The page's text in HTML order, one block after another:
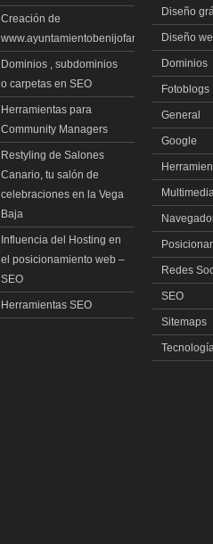
Creación de
www.ayuntamientobenijofar.es
Dominios , subdominios
o carpetas en SEO
Herramientas para
Community Managers
Restyling de Salones
Canario, tu salón de
celebraciones en la Vega
Baja
Influencia del Hosting en
el posicionamiento web –
SEO
Herramientas SEO
Diseño
Diseño
Dominios
Fotoblogs
General
Google
Redes
SEO
Sitemaps